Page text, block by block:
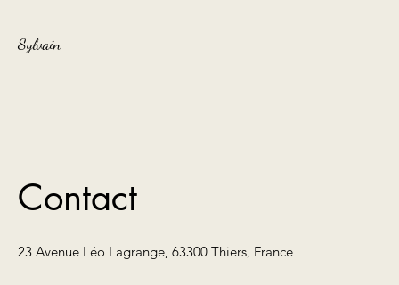
Sylvain
Contact
23 Avenue Léo Lagrange, 63300 Thiers, France